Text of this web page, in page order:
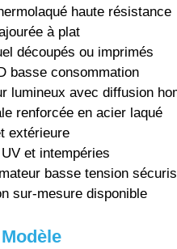
haute résistance
à plat
découpés ou imprimés
basse consommation
lumineux avec diffusion
renforcée en acier laqué
extérieure
et intempéries
basse tension
sur-mesure disponible